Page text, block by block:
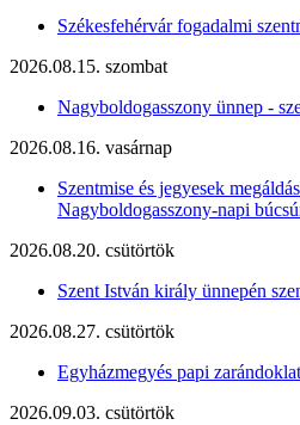
Székesfehérvár fogadalmi
2026.08.15. szombat
Nagyboldogasszony ünnep -
2026.08.16. vasárnap
Szentmise és jegyesek
Nagyboldogasszony-napi
2026.08.20. csütörtök
Szent István király ünnepén
2026.08.27. csütörtök
Egyházmegyés papi zarándoklat
2026.09.03. csütörtök